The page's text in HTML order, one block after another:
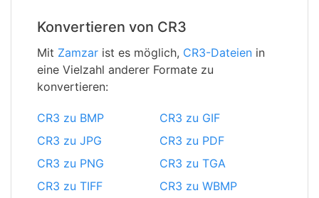
Konvertieren von CR3
Mit Zamzar ist es möglich, CR3-Dateien in
eine Vielzahl anderer Formate zu
konvertieren:
CR3 zu BMP
CR3 zu GIF
CR3 zu JPG
CR3 zu PDF
CR3 zu PNG
CR3 zu TGA
CR3 zu TIFF
CR3 zu WBMP